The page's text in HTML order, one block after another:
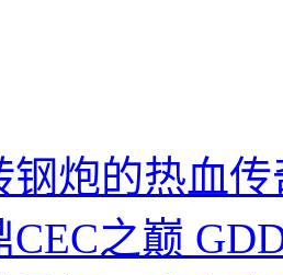
钢炮的热血
CEC之巅